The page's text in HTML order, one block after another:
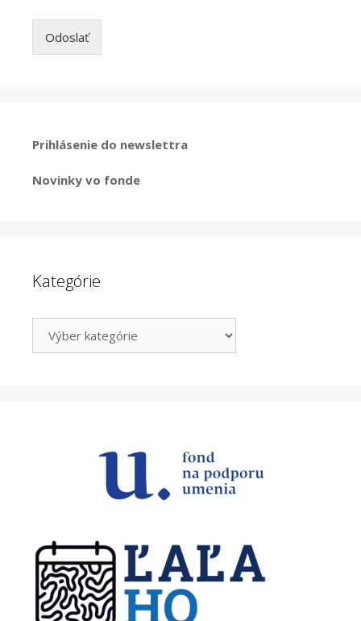
Odoslať
Prihlásenie do newslettra
Novinky vo fonde
Kategórie